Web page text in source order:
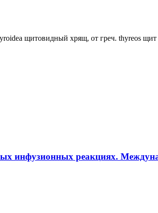
щитовидный хрящ, от греч. thyreos
инфузионных реакциях.